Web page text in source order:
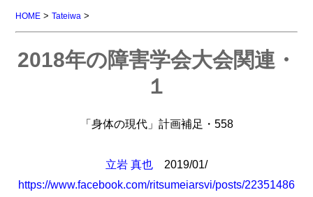
HOME >Tateiwa >
2018年の障害学会大会関連・
１
「身体の現代」計画補足・558
立岩 真也 2019/01/
https://www.facebook.com/ritsumeiarsvi/posts/22351486